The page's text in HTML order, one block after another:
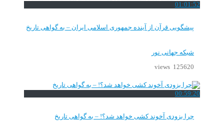
01:01:52
پیشگویی قرآن از آینده جمهوری اسلامی ایران – به گواهی تاریخ
شبکه جهانی نور
125620 views
00:59:20
چرا بزودی آخوند کشی خواهد شد؟! – به گواهی تاریخ